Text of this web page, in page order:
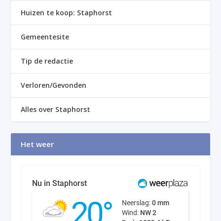
Huizen te koop: Staphorst
Gemeentesite
Tip de redactie
Verloren/Gevonden
Alles over Staphorst
Het weer